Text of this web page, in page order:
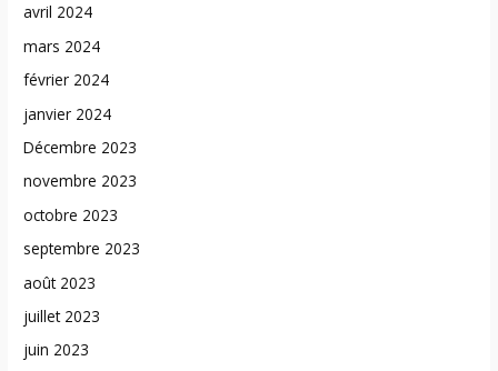
avril 2024
mars 2024
février 2024
janvier 2024
Décembre 2023
novembre 2023
octobre 2023
septembre 2023
août 2023
juillet 2023
juin 2023